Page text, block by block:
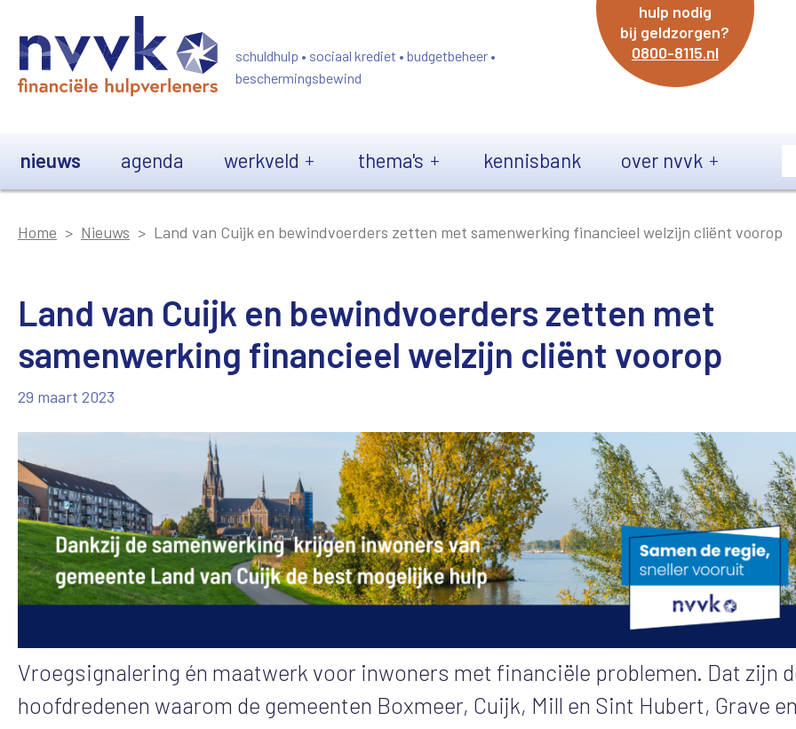
schuldhulp • sociaal krediet • budgetbeheer •
beschermingsbewind
hulp nodig
bij geldzorgen?
0800-8115.nl
nieuws agenda werkveld thema's kennisbank over nvvk
Home Nieuws Land van Cuijk en bewindvoerders zetten met samenwerking financieel welzijn cliënt voorop
Land van Cuijk en bewindvoerders zetten met
samenwerking financieel welzijn cliënt voorop
29 maart 2023
Vroegsignalering én maatwerk voor inwoners met financiële problemen. Dat zijn
hoofdredenen waarom de gemeenten Boxmeer, Cuijk, Mill en Sint Hubert, Grave